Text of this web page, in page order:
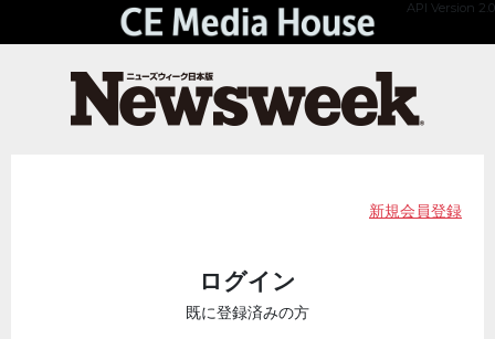
API Version 2.0
新規会員登録
ログイン
既に登録済みの方